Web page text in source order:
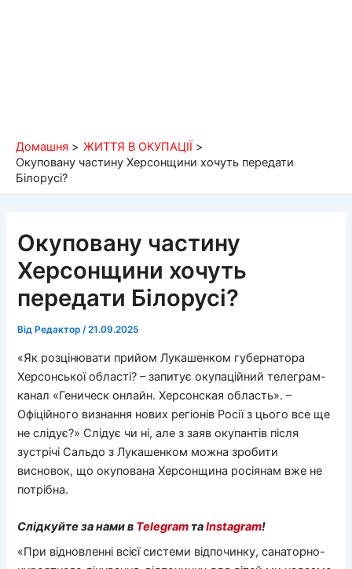
Домашня
ЖИТТЯ В ОКУПАЦІЇ
Окуповану частину Херсонщини хочуть передати
Білорусі?
Окуповану частину
Херсонщини хочуть
передати Білорусі?
Від Редактор/21.09.2025
«Як розцінювати прийом Лукашенком губернатора
Херсонської області? – запитує окупаційний телеграм-
канал «Геническ онлайн. Херсонская область». –
Офіційного визнання нових регіонів Росії з цього все ще
не слідує?» Слідує чи ні, але з заяв окупантів після
зустрічі Сальдо з Лукашенком можна зробити
висновок, що окупована Херсонщина росіянам вже не
потрібна.
Слідкуйте за нами в Telegram таInstagram!
«При відновленні всієї системи відпочинку, санаторно-